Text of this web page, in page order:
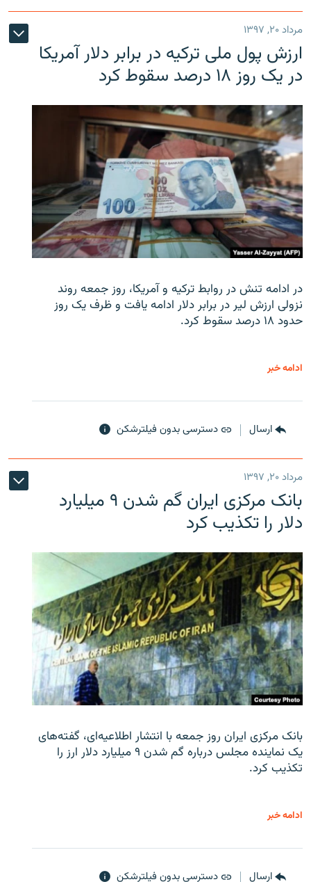
مرداد ۲۰, ۱۳۹۷
ارزش پول ملی ترکیه در برابر دلار آمریکا
در یک روز ۱۸ درصد سقوط کرد
در ادامه تنش در روابط ترکیه و آمریکا، روز جمعه روند
نزولی ارزش لیر در برابر دلار ادامه یافت و ظرف یک روز
حدود ۱۸ درصد سقوط کرد.
ادامه خبر
ارسال دسترسی بدون فیلترشکن
مرداد ۲۰, ۱۳۹۷
بانک مرکزی ایران گم شدن ۹ میلیارد
دلار را تکذیب کرد
بانک مرکزی ایران روز جمعه با انتشار اطلاعیه‌ای، گفته‌های
یک نماینده مجلس درباره گم شدن ۹ میلیارد دلار ارز را
تکذیب کرد.
ادامه خبر
ارسال دسترسی بدون فیلترشکن